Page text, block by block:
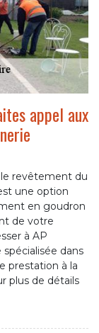
appel aux
revêtement du
une option
en goudron
de votre
à AP
dans
prestation à la
plus de détails